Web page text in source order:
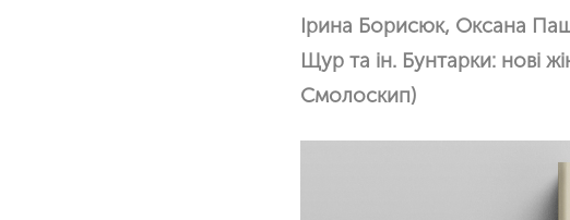
Ірина Борисюк, Оксана
Щур та ін. Бунтарки: нові
Смолоскип)